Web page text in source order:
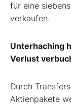
für eine
verkaufen.
Unterhaching
Verlust
Durch
Aktienpakete